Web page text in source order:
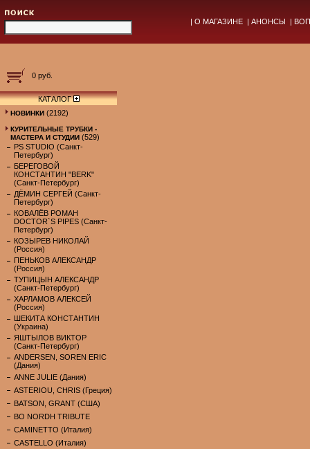
| О МАГАЗИНЕ | АНОНСЫ |
0 руб.
КАТАЛОГ
НОВИНКИ (2192)
КУРИТЕЛЬНЫЕ ТРУБКИ -
МАСТЕРА И СТУДИИ (529)
PS STUDIO (Санкт-
Петербург)
БЕРЕГОВОЙ
КОНСТАНТИН "BERK"
(Санкт-Петербург)
ДЁМИН СЕРГЕЙ (Санкт-
Петербург)
КОВАЛЁВ РОМАН
DOCTOR`S PIPES (Санкт-
Петербург)
КОЗЫРЕВ НИКОЛАЙ
(Россия)
ПЕНЬКОВ АЛЕКСАНДР
(Россия)
ТУПИЦЫН АЛЕКСАНДР
(Санкт-Петербург)
ХАРЛАМОВ АЛЕКСЕЙ
(Россия)
ШЕКИТА КОНСТАНТИН
(Украина)
ЯШТЫЛОВ ВИКТОР
(Санкт-Петербург)
ANDERSEN, SOREN ERIC
(Дания)
ANNE JULIE (Дания)
ASTERIOU, CHRIS (Греция)
BATSON, GRANT (США)
BO NORDH TRIBUTE
CAMINETTO (Италия)
CASTELLO (Италия)